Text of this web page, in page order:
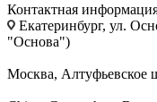
Контактная
Екатеринбург, ул.
"Основа")
Москва, Алтуфьевское